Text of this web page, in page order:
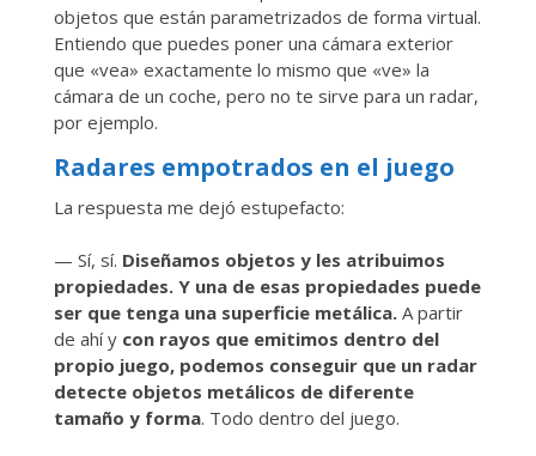
objetos que están parametrizados de forma virtual.
Entiendo que puedes poner una cámara exterior
que «vea» exactamente lo mismo que «ve» la
cámara de un coche, pero no te sirve para un radar,
por ejemplo.
Radares empotrados en el juego
La respuesta me dejó estupefacto:
— Sí, sí. Diseñamos objetos y les atribuimos
propiedades. Y una de esas propiedades puede
ser que tenga una superficie metálica.A partir
de ahí y con rayos que emitimos dentro del
propio juego, podemos conseguir que un radar
detecte objetos metálicos de diferente
tamaño y forma. Todo dentro del juego.